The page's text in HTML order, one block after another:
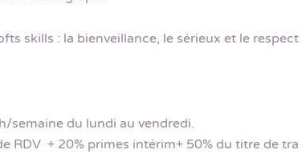
skills : la bienveillance, le sérieux et le respect
semaine du lundi au vendredi.
RDV + 20% primes intérim+ 50% du titre de tra